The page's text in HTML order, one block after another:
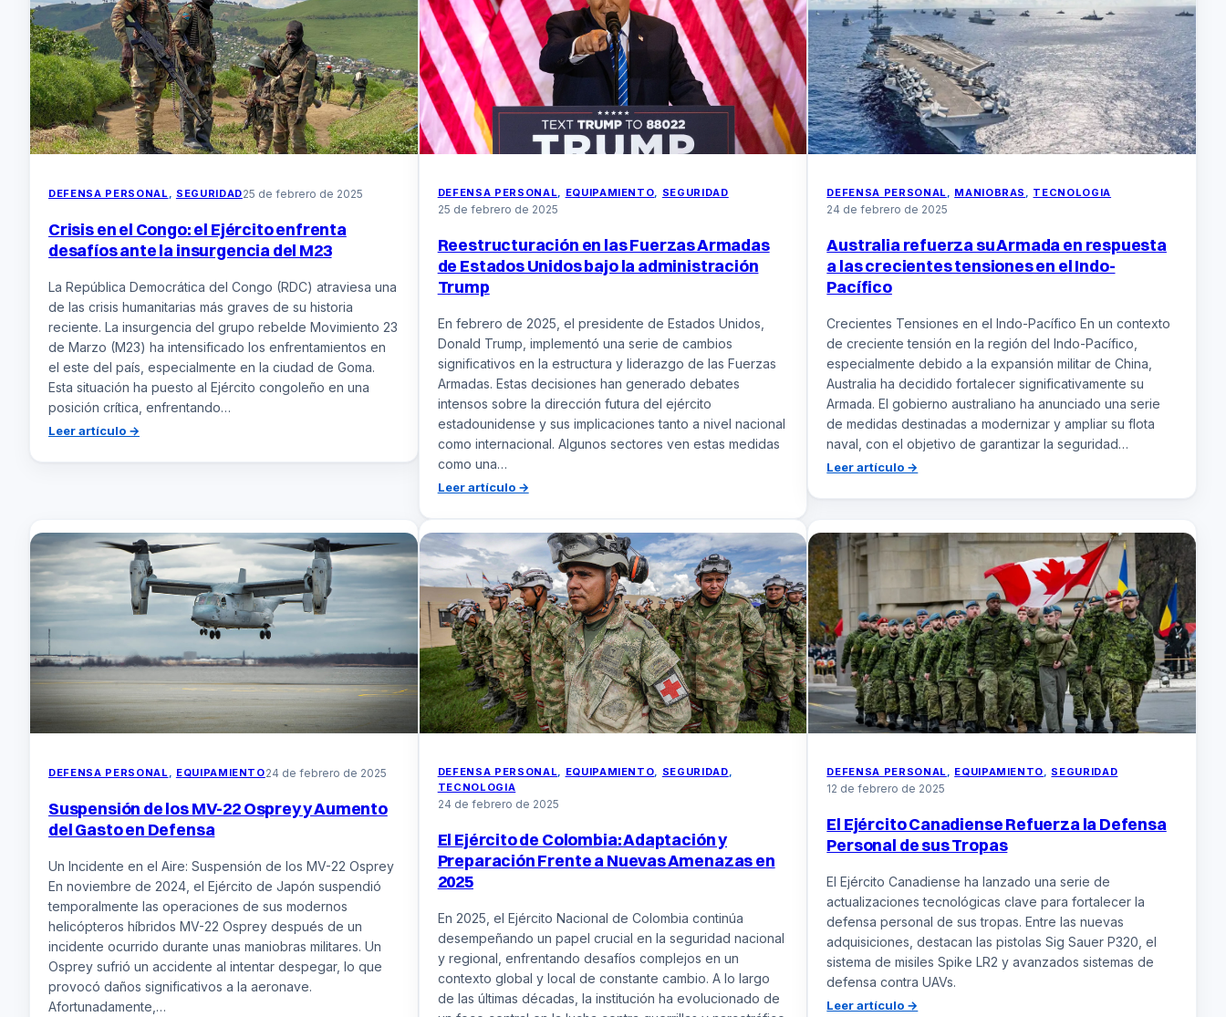
DEFENSA PERSONAL, SEGURIDAD25 de febrero de 2025
Crisis en el Congo: el Ejército enfrenta
desafíos ante la insurgencia del M23
La República Democrática del Congo (RDC) atraviesa una
de las crisis humanitarias más graves de su historia
reciente. La insurgencia del grupo rebelde Movimiento 23
de Marzo (M23) ha intensificado los enfrentamientos en
el este del país, especialmente en la ciudad de Goma.
Esta situación ha puesto al Ejército congoleño en una
posición crítica, enfrentando…
Leer artículo →
en
Ejército
enfrenta
desafíos
ante
la
insurgencia
M23
DEFENSA PERSONAL, EQUIPAMIENTO, SEGURIDAD
25 de febrero de 2025
Reestructuración en las Fuerzas Armadas
de Estados Unidos bajo la administración
Trump
En febrero de 2025, el presidente de Estados Unidos,
Donald Trump, implementó una serie de cambios
significativos en la estructura y liderazgo de las Fuerzas
Armadas. Estas decisiones han generado debates
intensos sobre la dirección futura del ejército
estadounidense y sus implicaciones tanto a nivel nacional
como internacional. Algunos sectores ven estas medidas
como una…
Leer artículo →:
las
Fuerzas
Armadas
de
Estados
Unidos
bajo
la
administración
Trump
DEFENSA PERSONAL, MANIOBRAS , TECNOLOGIA
24 de febrero de 2025
Australia refuerza su Armada en respuesta
a las crecientes tensiones en el Indo-
Pacífico
Crecientes Tensiones en el Indo-Pacífico En un contexto
de creciente tensión en la región del Indo-Pacífico,
especialmente debido a la expansión militar de China,
Australia ha decidido fortalecer significativamente su
Armada. El gobierno australiano ha anunciado una serie
de medidas destinadas a modernizar y ampliar su flota
naval, con el objetivo de garantizar la seguridad…
Leer artículo →
refuerza
Armada
en
las
crecientes
tensiones
en
el
Indo-
Pacífico
DEFENSA PERSONAL, EQUIPAMIENTO24 de febrero de 2025
Suspensión de los MV-22 Osprey y Aumento
del Gasto en Defensa
Un Incidente en el Aire: Suspensión de los MV-22 Osprey
En noviembre de 2024, el Ejército de Japón suspendió
temporalmente las operaciones de sus modernos
helicópteros híbridos MV-22 Osprey después de un
incidente ocurrido durante unas maniobras militares. Un
Osprey sufrió un accidente al intentar despegar, lo que
provocó daños significativos a la aeronave.
Afortunadamente,…
DEFENSA PERSONAL, EQUIPAMIENTO, SEGURIDAD
TECNOLOGIA
24 de febrero de 2025
El Ejército de Colombia: Adaptación y
Preparación Frente a Nuevas Amenazas en
2025
En 2025, el Ejército Nacional de Colombia continúa
desempeñando un papel crucial en la seguridad nacional
y regional, enfrentando desafíos complejos en un
contexto global y local de constante cambio. A lo largo
de las últimas décadas, la institución ha evolucionado de
DEFENSA PERSONAL, EQUIPAMIENTO, SEGURIDAD
12 de febrero de 2025
El Ejército Canadiense Refuerza la Defensa
Personal de sus Tropas
El Ejército Canadiense ha lanzado una serie de
actualizaciones tecnológicas clave para fortalecer la
defensa personal de sus tropas. Entre las nuevas
adquisiciones, destacan las pistolas Sig Sauer P320, el
sistema de misiles Spike LR2 y avanzados sistemas de
defensa contra UAVs.
Leer artículo →